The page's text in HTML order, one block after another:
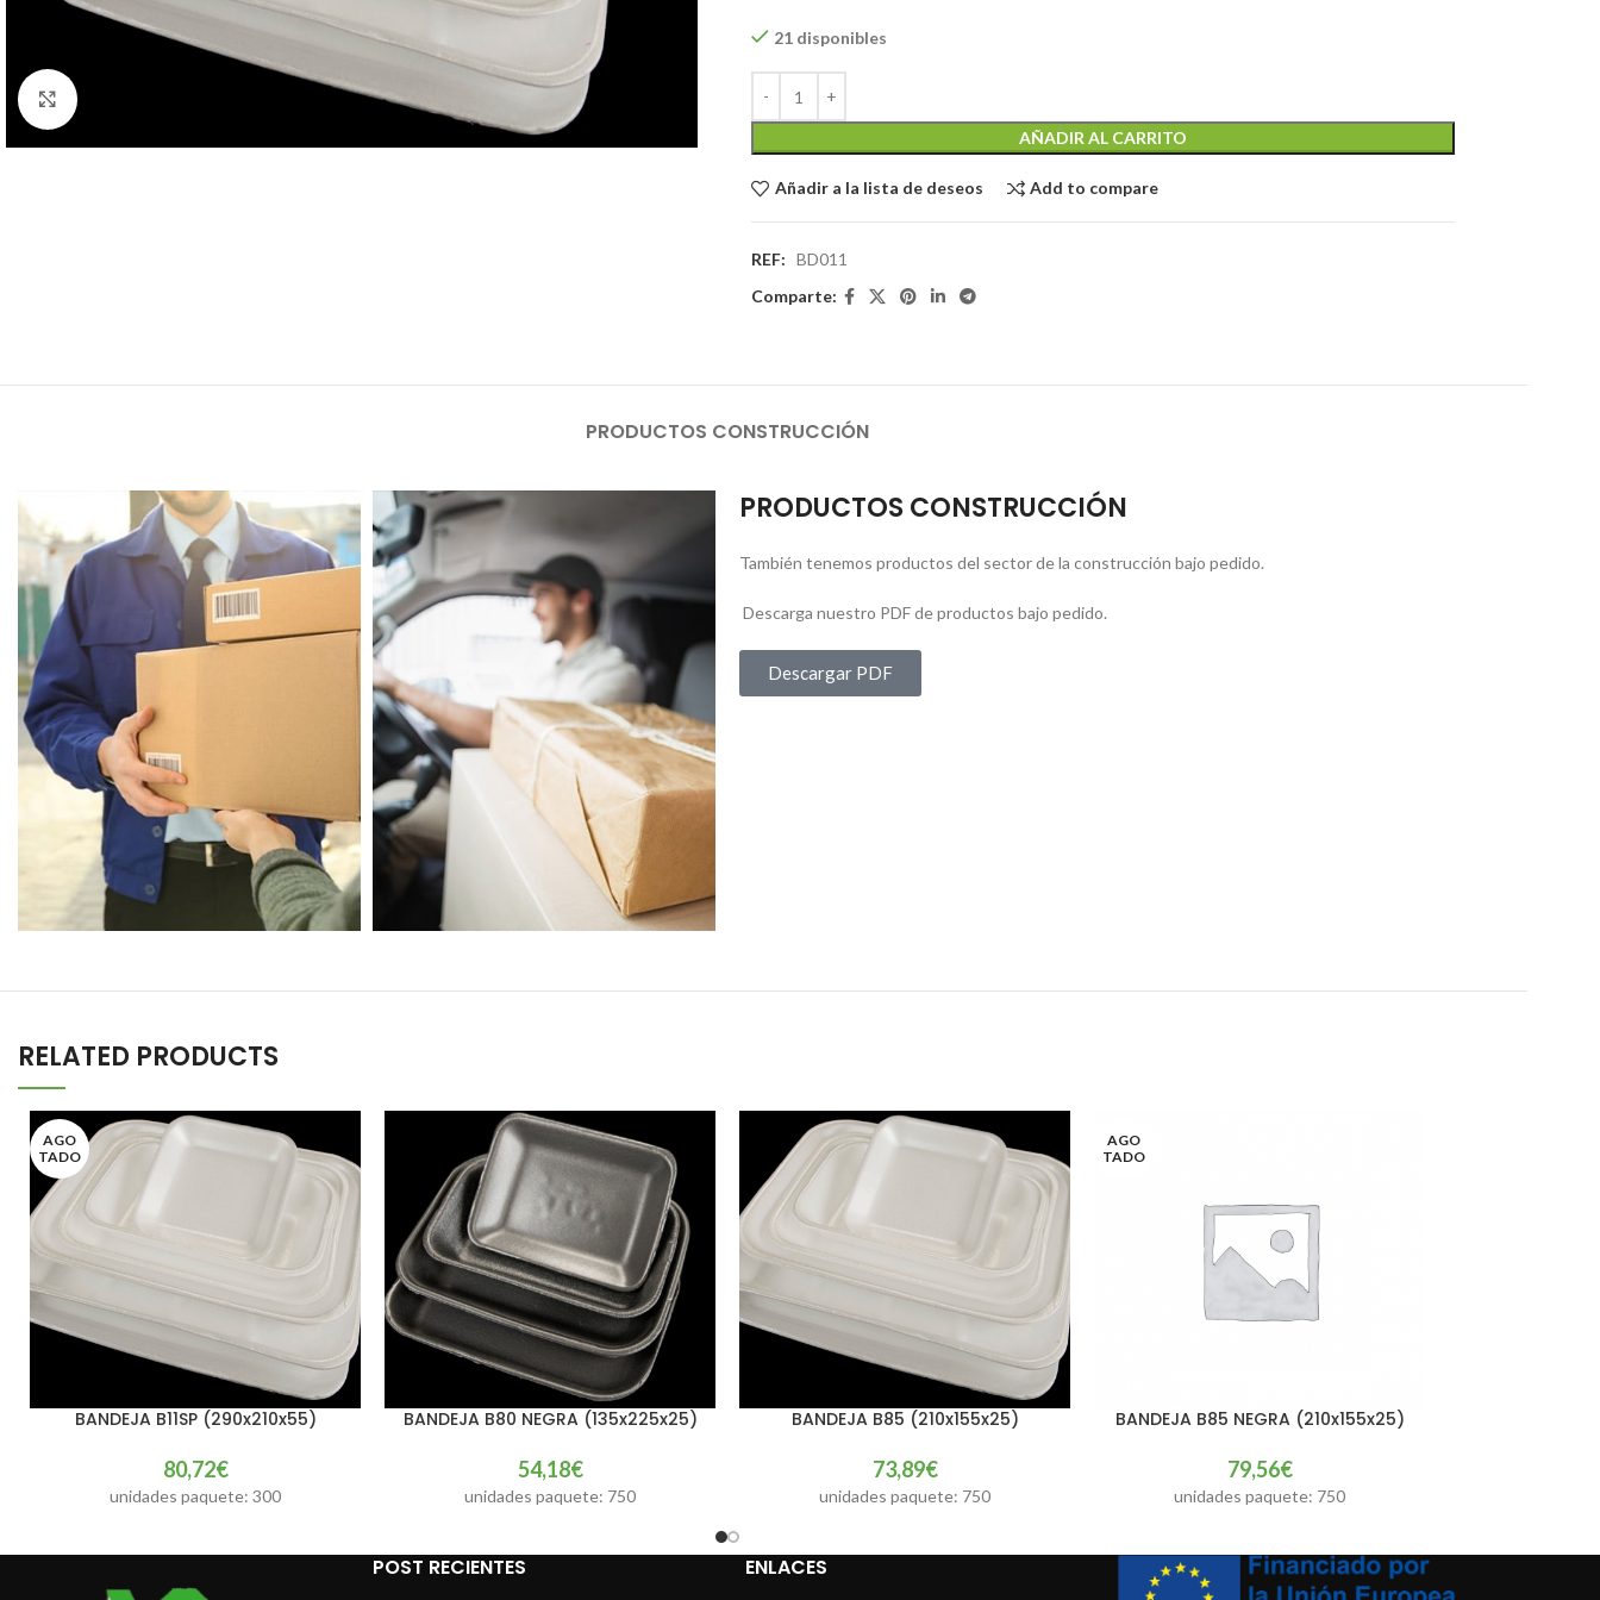
21 disponibles
AÑADIR AL CARRITO
Añadir a la lista de deseos Add to compare
REF: BD011
Comparte:
PRODUCTOS CONSTRUCCIÓN
PRODUCTOS CONSTRUCCIÓN
También tenemos productos del sector de la construcción bajo pedido.
Descarga nuestro PDF de productos bajo pedido.
Descargar PDF
RELATED PRODUCTS
AGO
TADO
LEER MÁSBANDEJA B11SP (290x210x55)
80,72€
unidades paquete: 300
AÑADIR AL CARRITO
BANDEJA B80 NEGRA (135x225x25)
54,18€
unidades paquete: 750
AÑADIR AL CARRITO
BANDEJA B85 (210x155x25)
73,89€
unidades paquete: 750
AGO
TADO
LEER MÁS
BANDEJA B85 NEGRA (210x155x25)
79,56€
unidades paquete: 750
POST RECIENTES ENLACES